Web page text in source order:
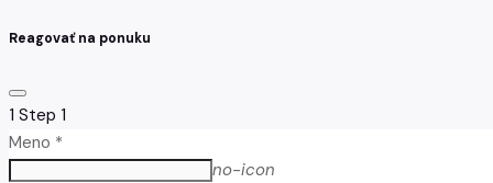
Reagovať na ponuku
1 Step 1
Meno *
no-icon